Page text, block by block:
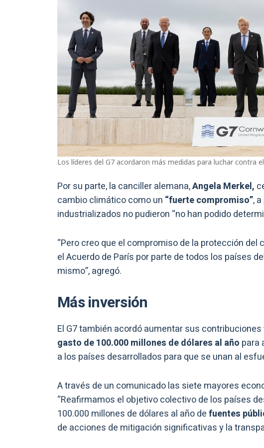
Los líderes del G7 acordaron más medidas para luchar contra
Por su parte, la canciller alemana,Angela Merkel,
cambio climático como un “fuerte compromiso”,
industrializados no pudieron “no han podido
“Pero creo que el compromiso de la protección del
el Acuerdo de París por parte de todos los países
mismo”, agregó.
Más inversión
El G7 también acordó aumentar sus
gasto de 100.000 millones de dólares al año para
a los países desarrollados para que se unan al
A través de un comunicado las siete mayores
“Reafirmamos el objetivo colectivo de los países
100.000 millones de dólares al año defuentes
de acciones de mitigación significativas y la